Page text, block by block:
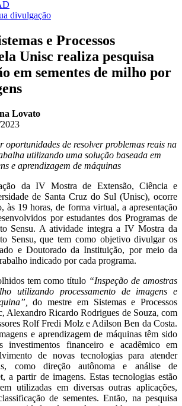
divulgação
e Processos
Unisc realiza pesquisa
em sementes de milho por
Lovato
oportunidades de resolver problemas reais na
utilizando uma solução baseada em
e aprendizagem de máquinas
da IV Mostra de Extensão, Ciência e
de Santa Cruz do Sul (Unisc), ocorre
às 19 horas, de forma virtual, a apresentação
por estudantes dos Programas de
Sensu. A atividade integra a IV Mostra da
Sensu, que tem como objetivo divulgar os
e Doutorado da Instituição, por meio da
indicado por cada programa.
tem como título “Inspeção de amostras
utilizando processamento de imagens e
,do mestre em Sistemas e Processos
Alexandro Ricardo Rodrigues de Souza, com
Rolf Fredi Molz e Adilson Ben da Costa.
e aprendizagem de máquinas têm sido
investimentos financeiro e acadêmico em
de novas tecnologias para atender
como direção autônoma e análise de
a partir de imagens. Estas tecnologias estão
utilizadas em diversas outras aplicações,
de sementes. Então, na pesquisa